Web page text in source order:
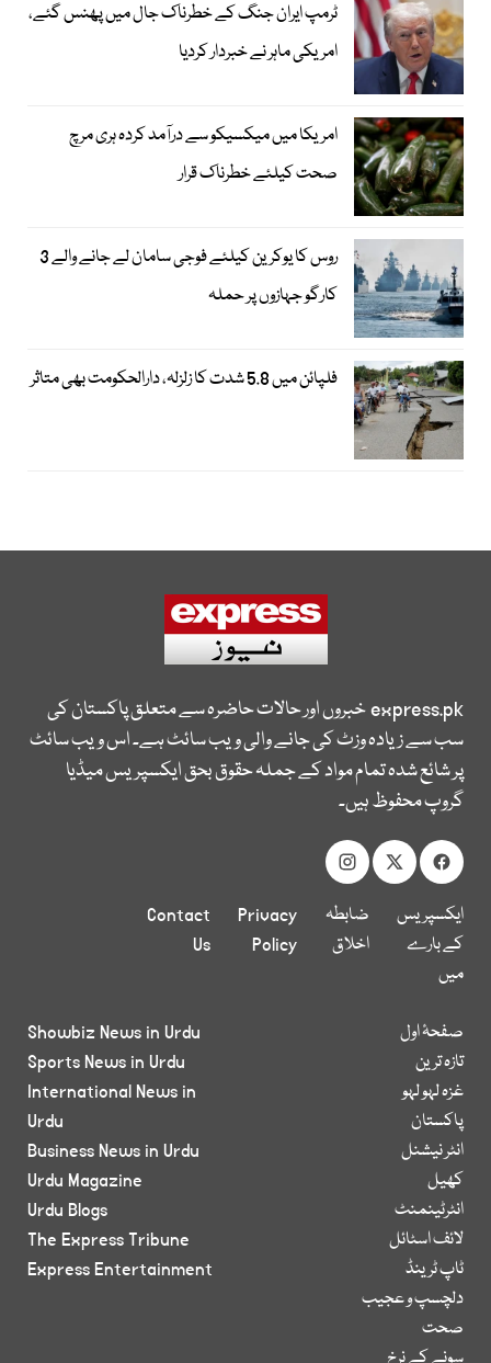
ٹرمپ ایران جنگ کے خطرناک جال میں پھنس گئے،
امریکی ماہر نے خبردار کردیا
امریکا میں میکسیکو سے درآمد کردہ ہری مرچ
صحت کیلئے خطرناک قرار
روس کا یوکرین کیلئے فوجی سامان لے جانے والے 3
کارگو جہازوں پر حملہ
فلپائن میں 5.8 شدت کا زلزلہ، دارالحکومت بھی متاثر
express.pkخبروں اور حالات حاضرہ سے متعلق پاکستان کی
سب سے زیادہ وزٹ کی جانے والی ویب سائٹ ہے۔ اس ویب سائٹ
پر شائع شدہ تمام مواد کے جملہ حقوق بحق ایکسپریس میڈیا
گروپ محفوظ ہیں۔
ایکسپریس
کے بارے
میں
ضابطہ
اخلاق
Privacy
Policy
Contact
Us
صفحۂ اول
تازہ ترین
غزہ لہو لہو
پاکستان
انٹر نیشنل
کھیل
انٹرٹینمنٹ
لائف اسٹائل
ٹاپ ٹرینڈ
دلچسپ و عجیب
صحت
Showbiz News in Urdu
Sports News in Urdu
International News in
Urdu
Business News in Urdu
Urdu Magazine
Urdu Blogs
The Express Tribune
Express Entertainment